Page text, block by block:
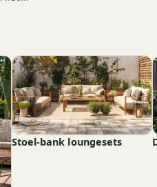
Stoel-bank loungesets